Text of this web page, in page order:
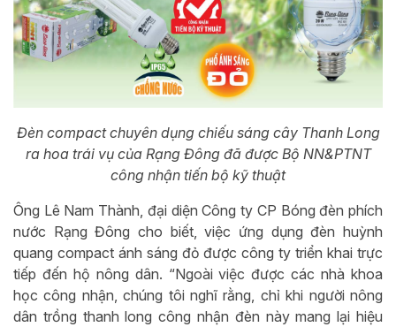
Đèn compact chuyên dụng chiếu sáng cây Thanh Long
ra hoa trái vụ của Rạng Đông đã được Bộ NN&PTNT
công nhận tiến bộ kỹ thuật
Ông Lê Nam Thành, đại diện Công ty CP Bóng đèn phích
nước Rạng Đông cho biết, việc ứng dụng đèn huỳnh
quang compact ánh sáng đỏ được công ty triển khai trực
tiếp đến hộ nông dân. “Ngoài việc được các nhà khoa
học công nhận, chúng tôi nghĩ rằng, chỉ khi người nông
dân trồng thanh long công nhận đèn này mang lại hiệu